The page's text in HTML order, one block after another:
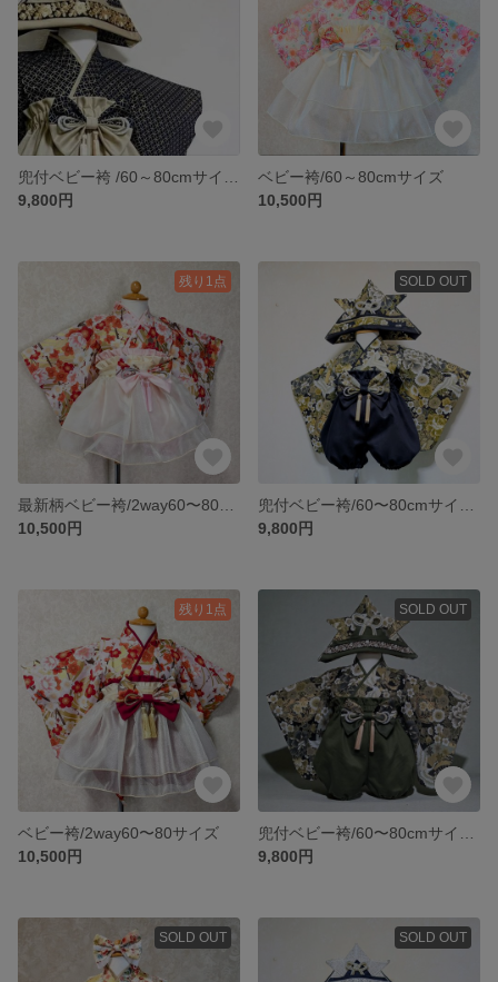
9,800円
ベビー袴/60～80cmサイズ
10,500円
残り1点
10,500円
SOLD OUT
9,800円
残り1点
ベビー袴/2way60〜80サイズ
10,500円
SOLD OUT
9,800円
SOLD OUT SOLD OUT